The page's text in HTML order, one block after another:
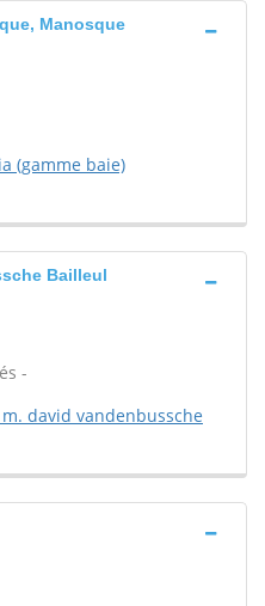
Manosque
(gamme baie)
Bailleul
-
david vandenbussche